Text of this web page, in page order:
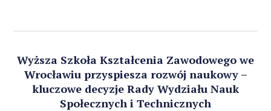
Wyższa Szkoła Kształcenia Zawodowego we
Wrocławiu przyspiesza rozwój naukowy –
kluczowe decyzje Rady Wydziału Nauk
Społecznych i Technicznych